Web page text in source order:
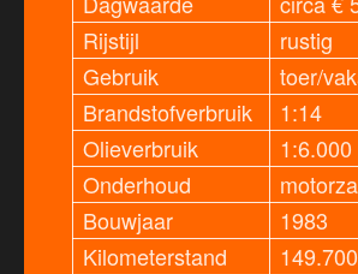
Rijstijl
rustig
Gebruik
toer/
Brandstofverbruik
1:14
Olieverbruik
1:6.000
Onderhoud
Bouwjaar
1983
Kilometerstand